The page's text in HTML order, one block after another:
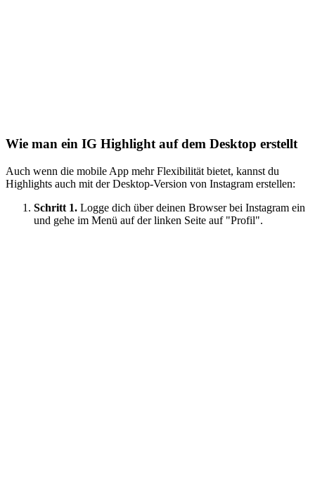
Wie man ein IG Highlight auf dem Desktop erstellt
Auch wenn die mobile App mehr Flexibilität bietet, kannst du
Highlights auch mit der Desktop-Version von Instagram erstellen:
Schritt 1. Logge dich über deinen Browser bei Instagram ein
und gehe im Menü auf der linken Seite auf "Profil".